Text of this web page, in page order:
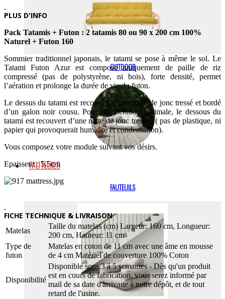
OUTDOOR
FAUTEUILS
FAUTEUILS
PLUS D'INFO
Pack Tatamis + Futon : 2 tatamis 80 ou 90 x 200 cm 100%
Naturel + Futon 160
Sommier traditionnel japonais, le tatami se pose à même le sol. Le
Tatami Futon Azur est composé uniquement de paille de riz
compressé (pas de polystyrène, ni bois), forte densité, permet
l’aération et prolonge la durée de vie du futon.
Le dessus du tatami est recouvert d’une natte de jonc tressé et bordé
d’un galon noir cousu. Pour une aération optimale, le dessous du
tatami est recouvert d’une natte de jonc tressée ( pas de plastique, ni
papier qui provoquerait humidité et condensation).
Vous composez votre module suivant vos désirs.
Epaisseur : 5,5cm
FICHE TECHNIQUE & LIVRAISON
Matelas
Taille du matelas (cm) Largeur: 160 cm, Longueur:
200 cm, Hauteur: 11 cm
Type de
futon
Matelas en coton de 11 cm avec une âme en mousse
de 4 cm Matériel de couverture 100% Coton
Disponibilité
Disponible sous 3 á 5 semaines - Dès qu'un produit
est en cours de fabrication, vous serez informé par
mail de sa date d'arrivage à notre dépôt, et de tout
retard de l'usine.